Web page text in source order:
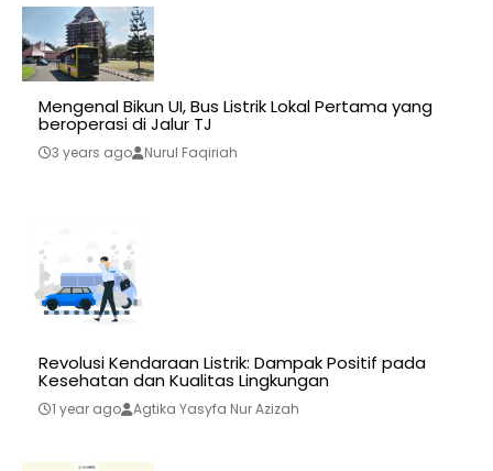
Mengenal Bikun UI, Bus Listrik Lokal Pertama yang
beroperasi di Jalur TJ
3 years ago Nurul Faqiriah
Revolusi Kendaraan Listrik: Dampak Positif pada
Kesehatan dan Kualitas Lingkungan
1 year ago Agtika Yasyfa Nur Azizah